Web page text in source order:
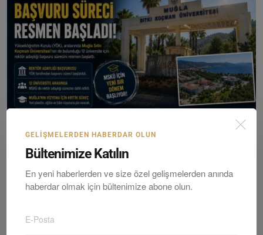
YÖK Duyurdu: Muğla Sıtkı Koçman Üniversitesi İçin Re...
Friday, Temmuzy 17, 2026 0
GELIŞMELERDEN HABERDAR OLUN
Bültenimize Katılın
En yeni haberlerden ve size özel gelişmelerden anında
haberdar olmak için bültenimize abone olun.